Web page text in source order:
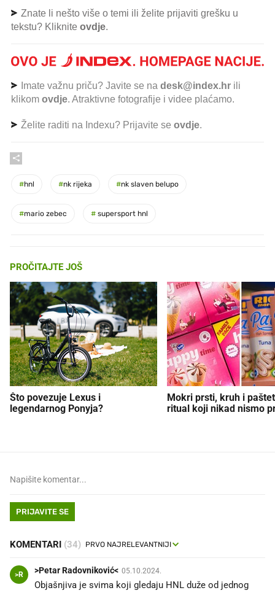
Znate li nešto više o temi ili želite prijaviti grešku u
tekstu? Kliknite ovdje.
Imate važnu priču? Javite se na desk@index.hr ili
klikom ovdje. Atraktivne fotografije i videe plaćamo.
Želite raditi na Indexu? Prijavite se ovdje.
#hnl #nk rijeka #nk slaven belupo
#mario zebec # supersport hnl
PROČITAJTE JOŠ
Što povezuje Lexus i
legendarnog Ponyja?
Mokri prsti, kruh i
ritual koji nikad nismo
PRIJAVITE SE
KOMENTARI (34)
>R >Petar Radovniković< 05.10.2024.
Objašnjiva je svima koji gledaju HNL duže od jednog